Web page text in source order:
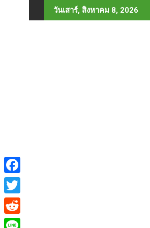
to
วันเสาร์, สิงหาคม 8, 2026
F
a
c
T
w
R